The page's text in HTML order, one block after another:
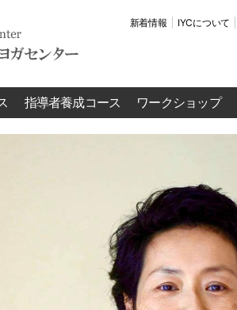
新着情報 IYCについて
指導者養成コース ワークショップ